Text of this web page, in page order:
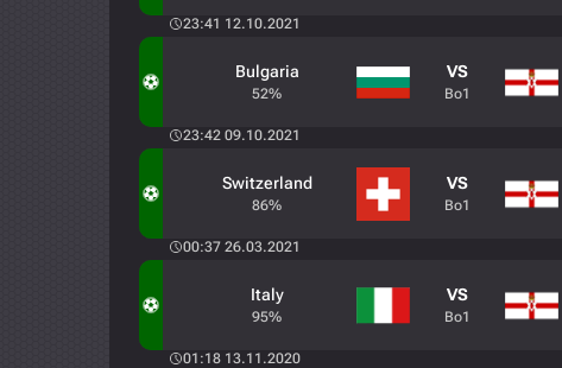
23:41 12.10.2021
Bulgaria
52%
VS
Bo1
23:42 09.10.2021
Switzerland
86%
VS
Bo1
00:37 26.03.2021
Italy
95%
VS
Bo1
01:18 13.11.2020